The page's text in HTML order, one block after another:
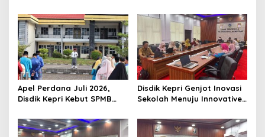
H, Ajak Masyarakat Terus
Hidupkan Syiar Islam
Nasional RANA
Apel Perdana Juli 2026,
Disdik Kepri Kebut SPMB
Disdik Kepri Genjot Inovasi
Sekolah Menuju Innovative